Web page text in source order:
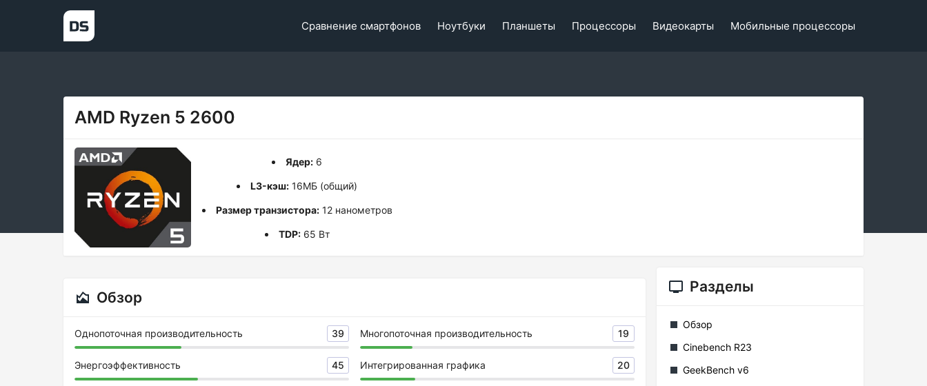
Сравнение смартфонов Ноутбуки Планшеты Процессоры Видеокарты Мобильные процессоры
AMD Ryzen 5 2600
Ядер: 6
L3-кэш: 16МБ (общий)
Размер транзистора:12 нанометров
TDP:65 Вт
Обзор
Однопоточная производительность 39 Многопоточная производительность 19
Энергоэффективность 45 Интегрированная графика 20
Разделы
Обзор
Cinebench R23
GeekBench v6